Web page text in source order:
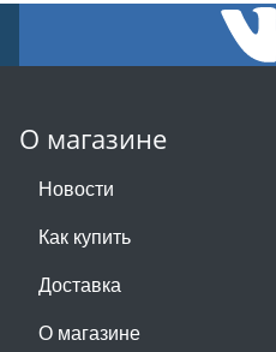
О магазине
Новости
Как купить
Доставка
О магазине